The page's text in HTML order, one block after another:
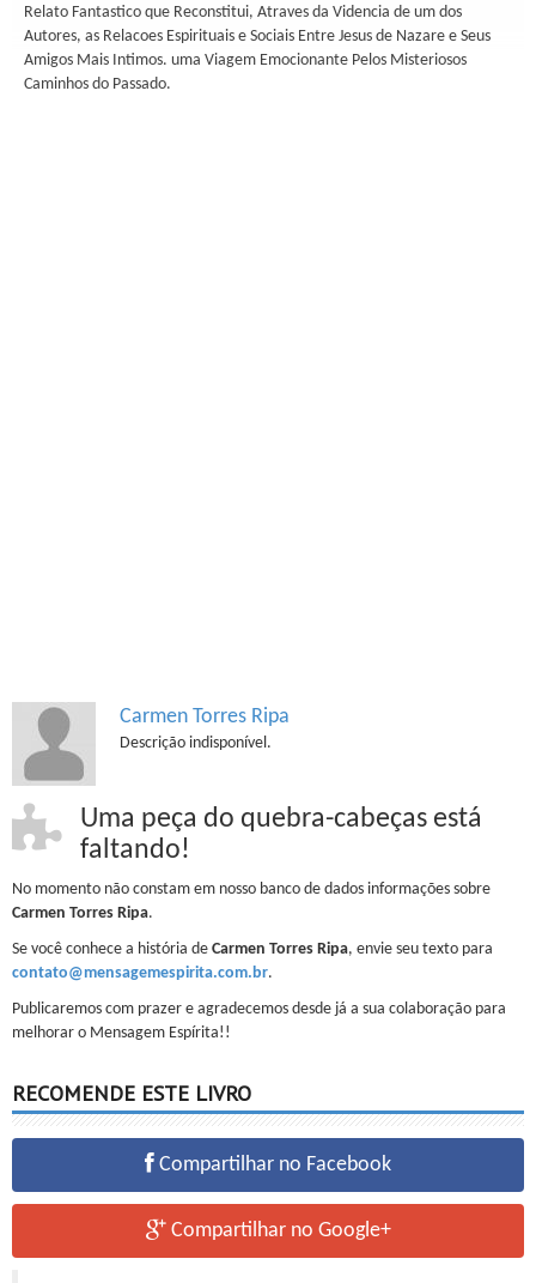
Relato Fantastico que Reconstitui, Atraves da Videncia de um dos
Autores, as Relacoes Espirituais e Sociais Entre Jesus de Nazare e Seus
Amigos Mais Intimos. uma Viagem Emocionante Pelos Misteriosos
Caminhos do Passado.
Carmen Torres Ripa
Descrição indisponível.
Uma peça do quebra-cabeças está
faltando!
No momento não constam em nosso banco de dados informações sobre
Carmen Torres Ripa.
Se você conhece a história de Carmen Torres Ripa, envie seu texto para
contato@mensagemespirita.com.br.
Publicaremos com prazer e agradecemos desde já a sua colaboração para
melhorar o Mensagem Espírita!!
RECOMENDE ESTE LIVRO
Compartilhar no Facebook
Compartilhar no Google+